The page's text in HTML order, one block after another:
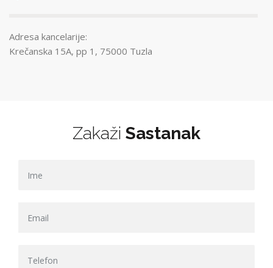
Adresa kancelarije:
Krečanska 15A, pp 1, 75000 Tuzla
Zakaži Sastanak